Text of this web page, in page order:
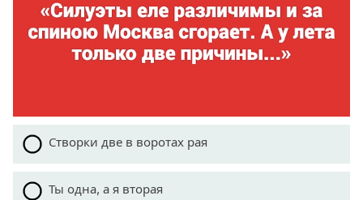
Створки две в воротах рая
Ты одна, а я вторая